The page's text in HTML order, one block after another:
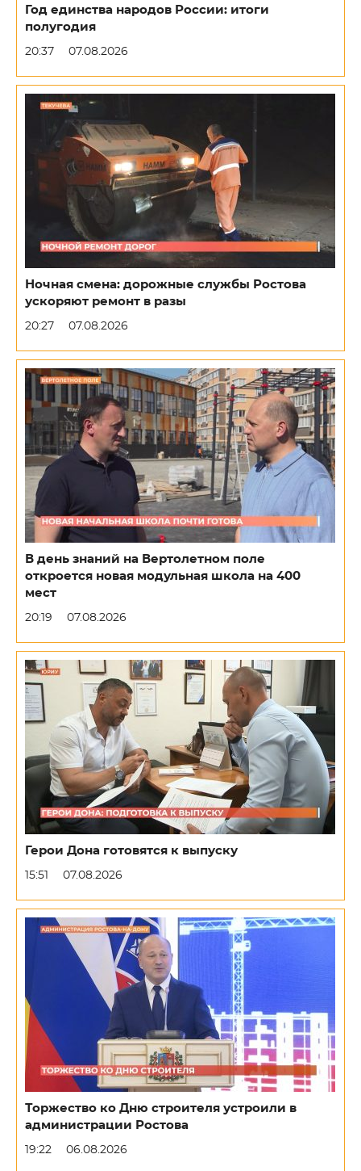
Год единства народов России: итоги
полугодия
20:37 07.08.2026
Ночная смена: дорожные службы Ростова
ускоряют ремонт в разы
20:27 07.08.2026
В день знаний на Вертолетном поле
откроется новая модульная школа на 400
мест
20:19 07.08.2026
Герои Дона готовятся к выпуску
15:51 07.08.2026
Торжество ко Дню строителя устроили в
администрации Ростова
19:22 06.08.2026